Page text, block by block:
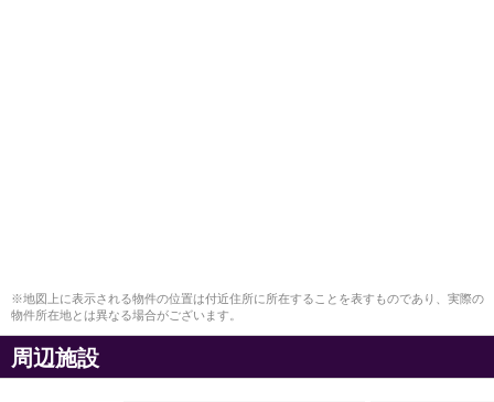
※地図上に表示される物件の位置は付近住所に所在することを表すものであり、実際の
物件所在地とは異なる場合がございます。
周辺施設